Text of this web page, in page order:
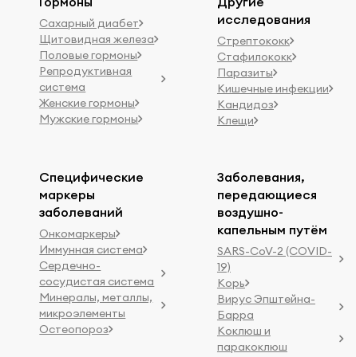
Сахарный диабет
Щитовидная железа
Половые гормоны
Репродуктивная
система
Женские гормоны
Мужские гормоны
исследования
Стрептококк
Стафилококк
Паразиты
Кишечные инфекции
Кандидоз
Клещи
Специфические
маркеры
заболеваний
Онкомаркеры
Иммунная система
Сердечно-
сосудистая система
Минералы, металлы,
микроэлементы
Остеопороз
Заболевания,
передающиеся
воздушно-
капельным путём
SARS-CoV-2 (COVID-
19)
Корь
Вирус Эпштейна-
Барра
Коклюш и
паракоклюш